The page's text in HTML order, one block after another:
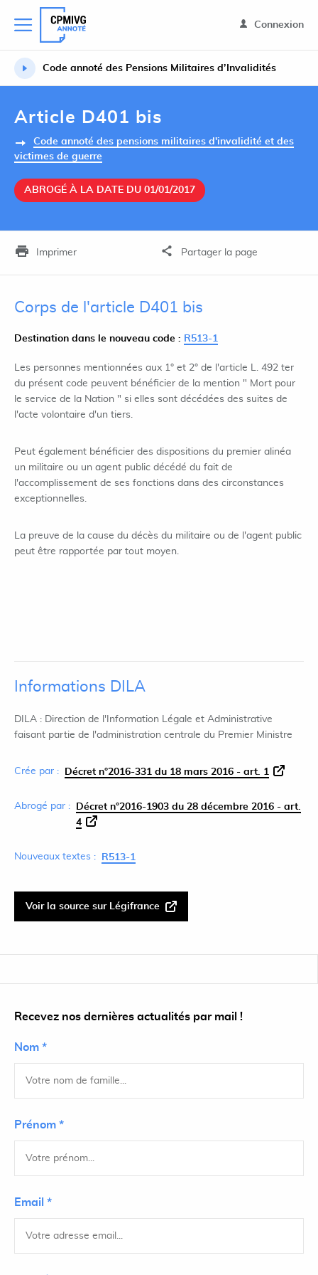
Connexion
Code annoté des Pensions Militaires d’Invalidités
Article D401 bis
Code annoté des pensions militaires d'invalidité et des
victimes de guerre
ABROGÉ À LA DATE DU 01/01/2017
Imprimer Partager la page
Corps de l'article D401 bis
Destination dans le nouveau code : R513-1
Les personnes mentionnées aux 1° et 2° de l'article L. 492 ter
du présent code peuvent bénéficier de la mention " Mort pour
le service de la Nation " si elles sont décédées des suites de
l'acte volontaire d'un tiers.
Peut également bénéficier des dispositions du premier alinéa
un militaire ou un agent public décédé du fait de
l'accomplissement de ses fonctions dans des circonstances
exceptionnelles.
La preuve de la cause du décès du militaire ou de l'agent public
peut être rapportée par tout moyen.
Informations DILA
DILA : Direction de l'Information Légale et Administrative
faisant partie de l'administration centrale du Premier Ministre
Crée par : Décret n°2016-331 du 18 mars 2016 - art. 1
Abrogé par :
Décret n°2016-1903 du 28 décembre 2016 - art.
4
Nouveaux textes : R513-1
Voir la source sur Légifrance
Recevez nos dernières actualités par mail !
Nom *
Prénom *
Email *